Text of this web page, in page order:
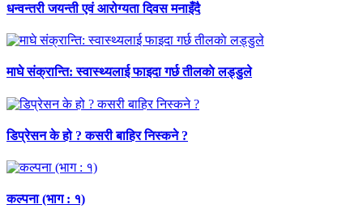
धन्वन्तरी जयन्ती एवं आरोग्यता दिवस मनाइँदै
माघे संक्रान्ति: स्वास्थ्यलाई फाइदा गर्छ तीलकाे लड्डुले
डिप्रेसन के हो ? कसरी बाहिर निस्कने ?
कल्पना (भाग : १)